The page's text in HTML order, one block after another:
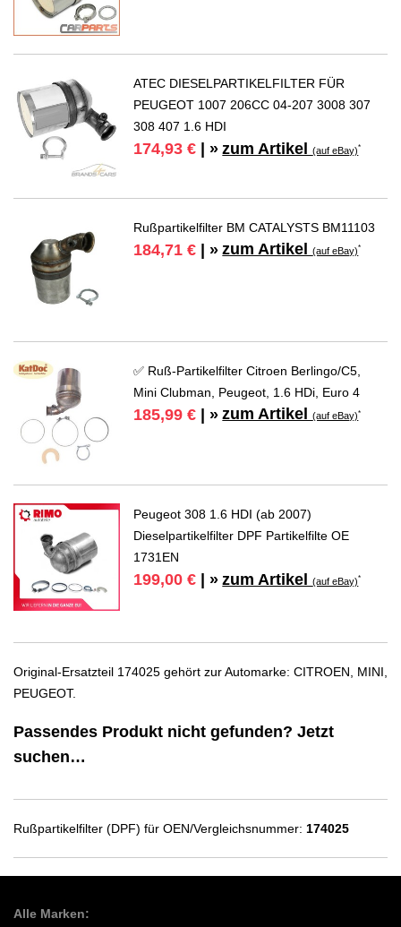
ATEC DIESELPARTIKELFILTER FÜR
PEUGEOT 1007 206CC 04-207 3008 307
308 407 1.6 HDI
174,93 € | » zum Artikel(auf eBay)*
Rußpartikelfilter BM CATALYSTS BM11103
184,71 € | » zum Artikel(auf eBay)*
✅ Ruß-Partikelfilter Citroen Berlingo/C5,
Mini Clubman, Peugeot, 1.6 HDi, Euro 4
185,99 € | » zum Artikel(auf eBay)*
Peugeot 308 1.6 HDI (ab 2007)
Dieselpartikelfilter DPF Partikelfilte OE
1731EN
199,00 € | » zum Artikel(auf eBay)*
Original-Ersatzteil 174025 gehört zur Automarke: CITROEN, MINI,
PEUGEOT.
Passendes Produkt nicht gefunden? Jetzt
suchen…
Rußpartikelfilter (DPF) für OEN/Vergleichsnummer: 174025
Alle Marken: